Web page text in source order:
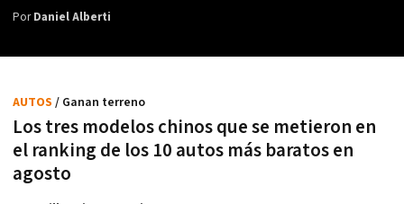
PorDaniel Alberti
Los tres modelos chinos que se metieron en
el ranking de los 10 autos más baratos en
agosto
AUTOS / Ganan terreno